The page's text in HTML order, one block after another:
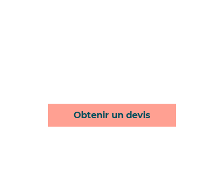
Obtenir un devis